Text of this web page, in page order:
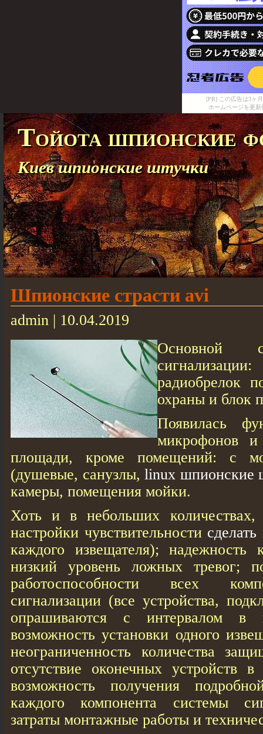
[PR] この広告は3ヶ
ホームページを更
Тойота шпионские
Киев шпионские штучки
Шпионские страсти avi
admin | 10.04.2019
Основной
радиобрелок
охраны и блок
Появилась
микрофонов и
площади, кроме помещений: с
(душевые, санузлы,linux шпионские
камеры, помещения мойки.
Хоть и в небольших
настройки чувствительности
каждого извещателя); надежность
низкий уровень ложных тревог;
работоспособности всех
сигнализации (все устройства,
опрашиваются с интервалом в
возможность установки одного
неограниченность количества
отсутствие оконечных устройств
возможность получения
каждого компонента системы
затраты монтажные работы и